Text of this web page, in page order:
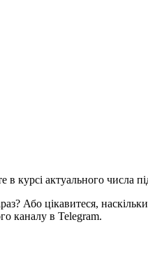
курсі актуального числа
Або цікавитеся,
каналу в Telegram.